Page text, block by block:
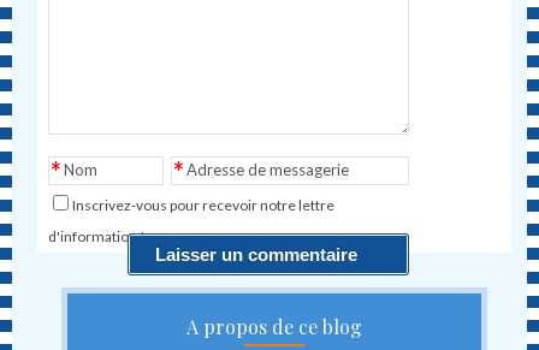
Nom
* Adresse de messagerie
*
Inscrivez-vous pour recevoir notre lettre
d'information !
A propos de ce blog